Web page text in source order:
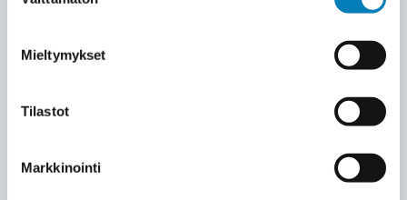
Mieltymykset
Tilastot
Markkinointi
ja opastamme sinut laitteen käyttöön.
7
valmistuttua. Voit alkaa nauttia
välittömästi tasaisesta lämmöstä ja